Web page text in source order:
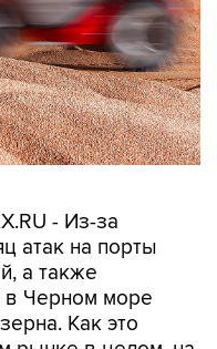
- Из-за
атак на порты
а также
в Черном море
Как это